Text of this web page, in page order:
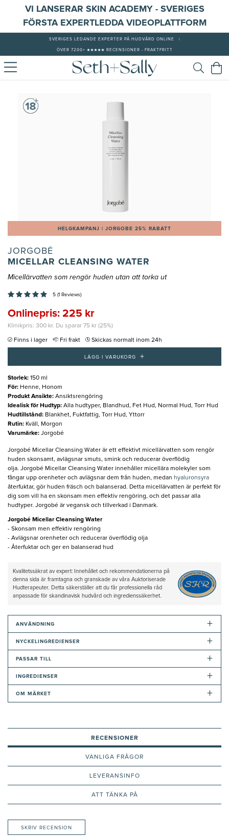
VI LANSERAR SKIN ACADEMY - SVERIGES
FÖRSTA EXPERTLEDDA VIDEOPLATTFORM
SVERIGES LEDANDE EXPERTER PÅ HUDVÅRD ONLINE
ÖVER 7200+ ★★★★★ RECENSIONER - FRAKTFRITT
HELGKAMPANJ | JORGOBE 25% RABATT
JORGOBÉ
MICELLAR CLEANSING WATER
Micellärvatten som rengör huden utan att torka ut
5 (1 Reviews)
Onlinepris: 225 kr
Klinikpris: 300 kr. Du sparar 75 kr (25%)
Finns i lager Fri frakt Skickas normalt inom 24h
LÄGG I VARUKORG +
Storlek: 150 ml
För: Henne, Honom
Produkt Ansikte: Ansiktsrengöring
Idealisk för Hudtyp: Alla hudtyper, Blandhud, Fet Hud, Normal Hud, Torr Hud
Hudtillstånd: Blankhet, Fuktfattig, Torr Hud, Yttorr
Rutin: Kväll, Morgon
Varumärke: Jorgobé
Jorgobé Micellar Cleansing Water är ett effektivt micellärvatten som rengör
huden skonsamt, avlägsnar smuts, smink och reducerar överflödig
olja. Jorgobé Micellar Cleansing Water innehåller micellära molekyler som
fångar upp orenheter och avlägsnar dem från huden, medan hyaluronsyra
återfuktar, gör huden fräsch och balanserad. Detta micellärvatten är perfekt för
dig som vill ha en skonsam men effektiv rengöring, och det passar alla
hudtyper. Jorgobé är vegansk och tillverkad i Danmark.
Jorgobé Micellar Cleansing Water
- Skonsam men effektiv rengöring
- Avlägsnar orenheter och reducerar överflödig olja
- Återfuktar och ger en balanserad hud
Kvalitetssäkrat av expert: Innehållet och rekommendationerna på
denna sida är framtagna och granskade av våra Auktoriserade
Hudterapeuter. Detta säkerställer att du får professionella råd
anpassade för skandinavisk hudvård och ingredienssäkerhet.
ANVÄNDNING +
NYCKELINGREDIENSER +
PASSAR TILL +
INGREDIENSER +
OM MÄRKET +
RECENSIONER
VANLIGA FRÅGOR
LEVERANSINFO
ATT TÄNKA PÅ
SKRIV RECENSION